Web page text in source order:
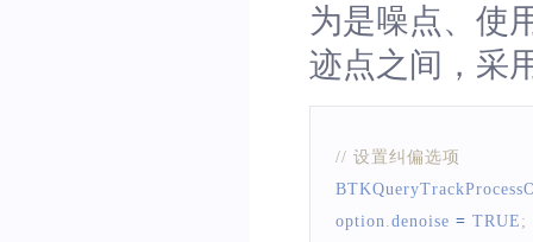
为是噪点、使
迹点之间，采
// 设置纠偏选项
option denoise = TRUE ;